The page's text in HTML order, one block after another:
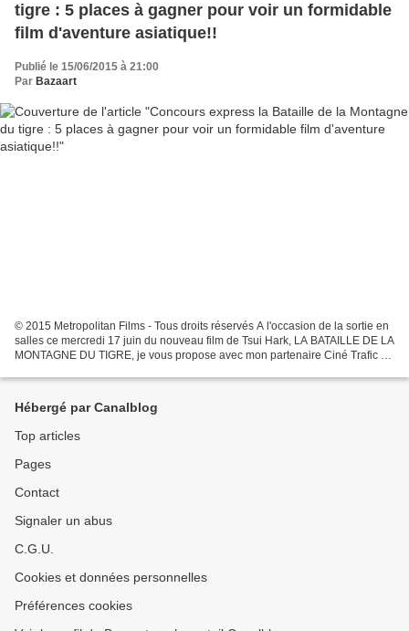
tigre : 5 places à gagner pour voir un formidable
film d'aventure asiatique!!
Publié le 15/06/2015 à 21:00
Par Bazaart
© 2015 Metropolitan Films - Tous droits réservés A l'occasion de la sortie en
salles ce mercredi 17 juin du nouveau film de Tsui Hark, LA BATAILLE DE LA
MONTAGNE DU TIGRE, je vous propose avec mon partenaire Ciné Trafic et
Hébergé par Canalblog
Top articles
Pages
Contact
Signaler un abus
C.G.U.
Cookies et données personnelles
Préférences cookies